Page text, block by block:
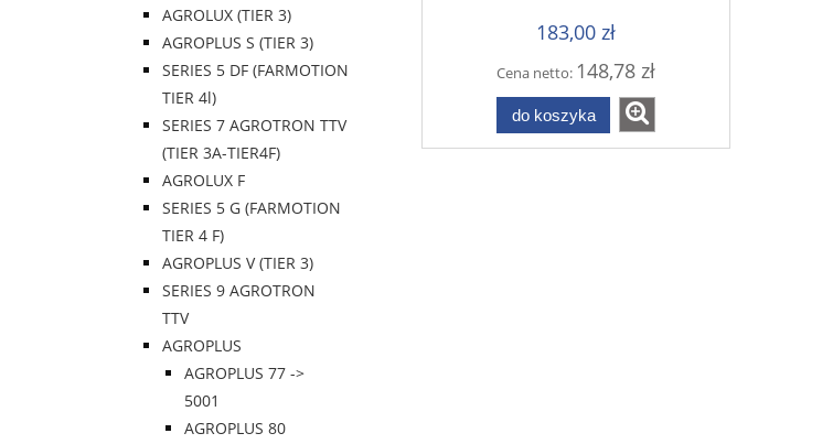
AGROLUX (TIER 3)
AGROPLUS S (TIER 3)
SERIES 5 DF (FARMOTION
TIER 4l)
SERIES 7 AGROTRON TTV
(TIER 3A-TIER4F)
AGROLUX F
SERIES 5 G (FARMOTION
TIER 4 F)
AGROPLUS V (TIER 3)
SERIES 9 AGROTRON
TTV
AGROPLUS
AGROPLUS 77 ->
5001
AGROPLUS 80
183,00 zł
Cena netto: 148,78 zł
do koszyka